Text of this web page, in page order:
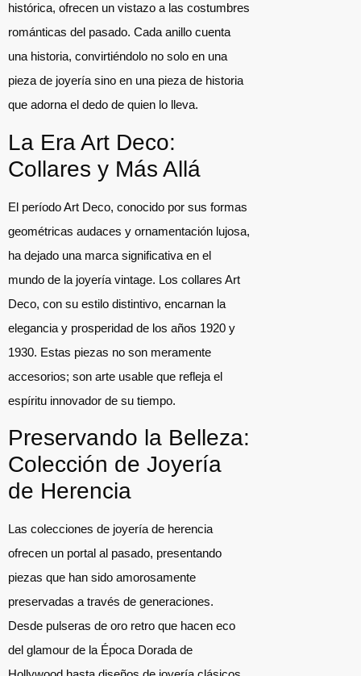
histórica, ofrecen un vistazo a las costumbres
románticas del pasado. Cada anillo cuenta
una historia, convirtiéndolo no solo en una
pieza de joyería sino en una pieza de historia
que adorna el dedo de quien lo lleva.
La Era Art Deco:
Collares y Más Allá
El período Art Deco, conocido por sus formas
geométricas audaces y ornamentación lujosa,
ha dejado una marca significativa en el
mundo de la joyería vintage. Los collares Art
Deco, con su estilo distintivo, encarnan la
elegancia y prosperidad de los años 1920 y
1930. Estas piezas no son meramente
accesorios; son arte usable que refleja el
espíritu innovador de su tiempo.
Preservando la Belleza:
Colección de Joyería
de Herencia
Las colecciones de joyería de herencia
ofrecen un portal al pasado, presentando
piezas que han sido amorosamente
preservadas a través de generaciones.
Desde pulseras de oro retro que hacen eco
del glamour de la Época Dorada de